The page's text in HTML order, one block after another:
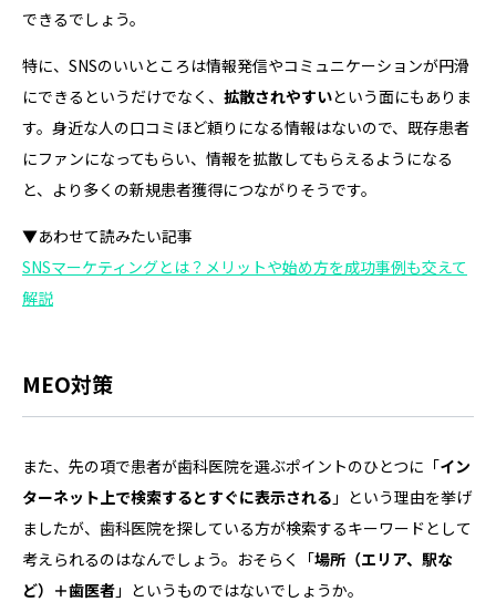
できるでしょう。
特に、SNSのいいところは情報発信やコミュニケーションが円滑
にできるというだけでなく、 拡散されやすいという面にもありま
す。身近な人の口コミほど頼りになる情報はないので、既存患者
にファンになってもらい、情報を拡散してもらえるようになる
と、より多くの新規患者獲得につながりそうです。
▼あわせて読みたい記事
SNSマーケティングとは？メリットや始め方を成功事例も交えて
解説
MEO対策
また、先の項で患者が歯科医院を選ぶポイントのひとつに「イン
ターネット上で検索するとすぐに表示される 」という理由を挙げ
ましたが、歯科医院を探している方が検索するキーワードとして
考えられるのはなんでしょう。おそらく「場所（エリア、駅な
ど）＋歯医者 」というものではないでしょうか。